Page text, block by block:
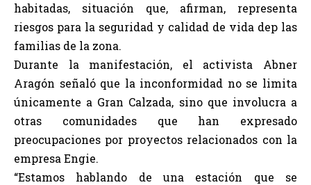
habitadas, situación que, afirman, representa
riesgos para la seguridad y calidad de vida dep las
familias de la zona.
Durante la manifestación, el activista Abner
Aragón señaló que la inconformidad no se limita
únicamente a Gran Calzada, sino que involucra a
otras comunidades que han expresado
preocupaciones por proyectos relacionados con la
empresa Engie.
“Estamos hablando de una estación que se